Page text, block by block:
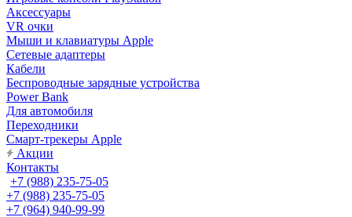
Аксессуары
VR очки
Мыши и клавиатуры Apple
Сетевые адаптеры
Кабели
Беспроводные зарядные устройства
Power Bank
Для автомобиля
Переходники
Смарт-трекеры Apple
Акции
Контакты
+7 (988) 235-75-05
+7 (988) 235-75-05
+7 (964) 940-99-99